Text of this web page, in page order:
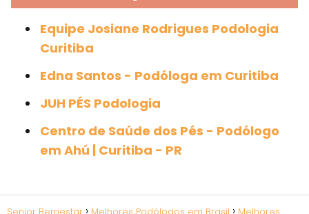
Equipe Josiane Rodrigues Podologia
Curitiba
Edna Santos - Podóloga em Curitiba
JUH PÉS Podologia
Centro de Saúde dos Pés - Podólogo
em Ahú | Curitiba - PR